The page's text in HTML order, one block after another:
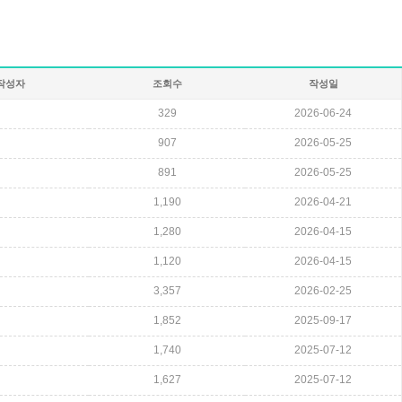
성자 조회수 작성일
329 2026-06-24
907 2026-05-25
891 2026-05-25
1,190 2026-04-21
1,280 2026-04-15
1,120 2026-04-15
3,357 2026-02-25
1,852 2025-09-17
1,740 2025-07-12
1,627 2025-07-12